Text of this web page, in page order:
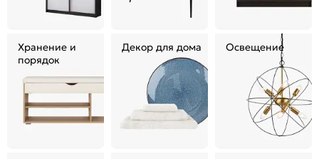
Хранение и
порядок
Декор для дома Освещение